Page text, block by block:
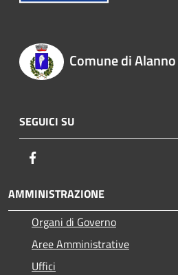
Comune di Alanno
SEGUICI SU
AMMINISTRAZIONE
Organi di Governo
Aree Amministrative
Uffici